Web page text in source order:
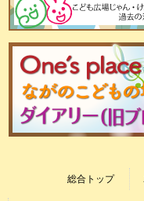
総合トップ